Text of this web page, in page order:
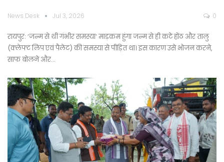
News Desk Jul 3, 2026 0
रायपुर: ’जन्म से थी गंभीर समस्या’ माड़कम हुंगा जन्म से ही कटे होंठ और तालु
(क्लेफ्ट लिप एवं पैलेट) की समस्या से पीड़ित था। इस कारण उसे भोजन करने,
साफ बोलने और…